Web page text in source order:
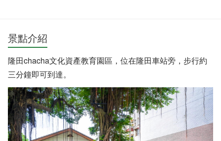
景點介紹
隆田chacha文化資產教育園區，位在隆田車站旁，步行約
三分鐘即可到達。